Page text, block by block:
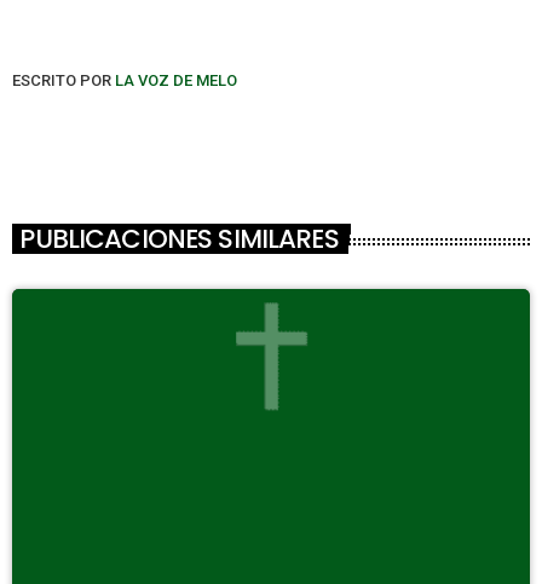
ESCRITO POR LA VOZ DE MELO
PUBLICACIONES SIMILARES